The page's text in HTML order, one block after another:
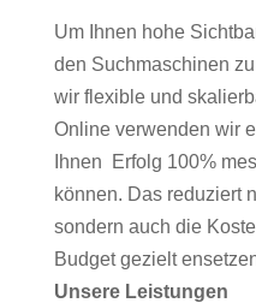
Um Ihnen hohe
den Suchmaschinen
wir flexible und
Online verwenden wir
Ihnen Erfolg 100%
können. Das reduziert
sondern auch die
Budget gezielt
Unsere Leistungen